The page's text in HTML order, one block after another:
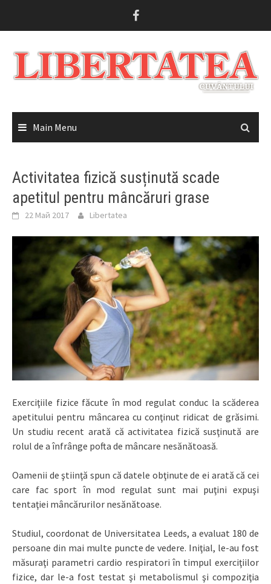
Main Menu
Activitatea fizică susținută scade
apetitul pentru mâncăruri grase
22 Май 2017 Libertatea
Exerciţiile fizice făcute în mod regulat conduc la scăderea
apetitului pentru mâncarea cu conţinut ridicat de grăsimi.
Un studiu recent arată că activitatea fizică susţinută are
rolul de a înfrânge pofta de mâncare nesănătoasă.
Oamenii de ştiinţă spun că datele obţinute de ei arată că cei
care fac sport în mod regulat sunt mai puţini expuşi
tentaţiei mâncărurilor nesănătoase.
Studiul, coordonat de Universitatea Leeds, a evaluat 180 de
persoane din mai multe puncte de vedere. Iniţial, le-au fost
măsuraţi parametri cardio respiratori în timpul exerciţiilor
fizice, dar le-a fost testat şi metabolismul şi compoziţia